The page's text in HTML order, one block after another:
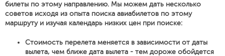
билеты по этому направлению. Мы можем дать несколько
советов исходя из опыта поиска авиабилетов по этому
маршруту и изучая календарь низких цен при поиске:
Стоимость перелета меняется в зависимости от даты
вылета, чем ближе дата вылета - тем дороже обойдется